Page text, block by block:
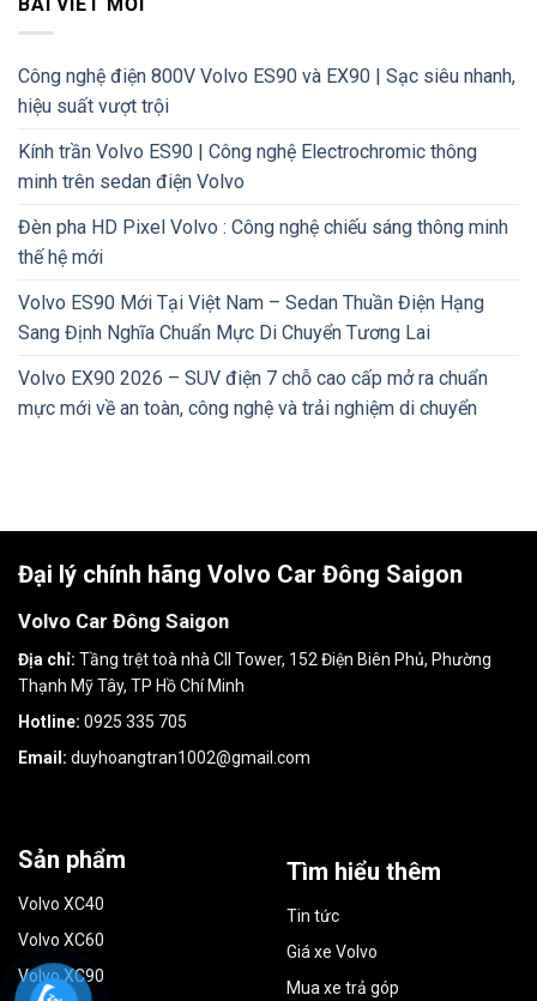
Công nghệ điện 800V Volvo ES90 và EX90 | Sạc siêu nhanh,
hiệu suất vượt trội
Kính trần Volvo ES90 | Công nghệ Electrochromic thông
minh trên sedan điện Volvo
Đèn pha HD Pixel Volvo : Công nghệ chiếu sáng thông minh
thế hệ mới
Volvo ES90 Mới Tại Việt Nam – Sedan Thuần Điện Hạng
Sang Định Nghĩa Chuẩn Mực Di Chuyển Tương Lai
Volvo EX90 2026 – SUV điện 7 chỗ cao cấp mở ra chuẩn
mực mới về an toàn, công nghệ và trải nghiệm di chuyển
Đại lý chính hãng Volvo Car Đông Saigon
Volvo Car Đông Saigon
Địa chỉ: Tầng trệt toà nhà CII Tower, 152 Điện Biên Phủ, Phường
Thạnh Mỹ Tây, TP Hồ Chí Minh
Hotline: 0925 335 705
Email: duyhoangtran1002@gmail.com
Sản phẩm
Volvo XC40
Volvo XC60
Volvo XC90
Tìm hiểu thêm
Tin tức
Giá xe Volvo
Mua xe trả góp